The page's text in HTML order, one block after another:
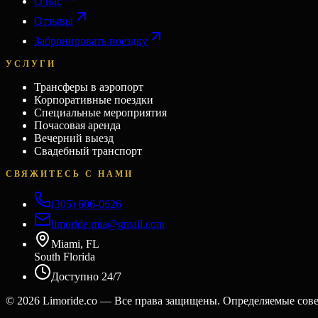
Отзывы
Забронировать поездку
УСЛУГИ
Трансферы в аэропорт
Корпоративные поездки
Специальные мероприятия
Почасовая аренда
Вечерний выезд
Свадебный транспорт
СВЯЖИТЕСЬ С НАМИ
(305) 606-0626
limoride.mia@gmail.com
Miami, FL
South Florida
Доступно 24/7
© 2026 Limoride.co — Все права защищены. Определяемые